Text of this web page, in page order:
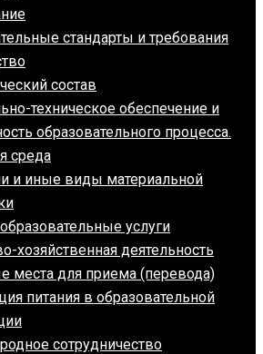
стандарты и требования
состав
техническое обеспечение и
образовательного процесса.
среда
и иные виды материальной
услуги
хозяйственная деятельность
места для приема (перевода)
питания в образовательной
сотрудничество